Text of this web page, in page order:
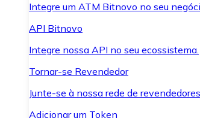
Integre um ATM Bitnovo no seu
API Bitnovo
Integre nossa API no seu ecossistema.
Tornar-se Revendedor
Junte-se à nossa rede de
Adicionar um Token